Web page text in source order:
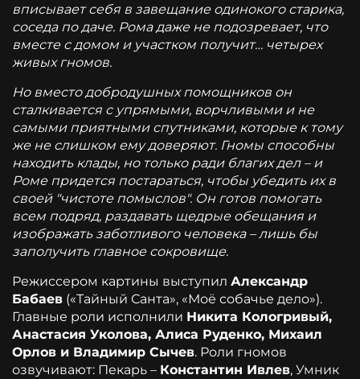
вписывает себя в завещание одинокого старика,
соседа по даче. Рома даже не подозревает, что
вместе с домом и участком получит… четырех
живых гномов.
Но вместо добродушных помощников он
сталкивается с упрямыми, ворчливыми и не
самыми приятными спутниками, которые к тому
же не слишком ему доверяют. Гномы способны
находить клады, но только ради благих дел – и
Роме придется постараться, чтобы убедить их в
своей "чистоте помыслов". Он готов помогать
всем подряд, раздавать щедрые обещания и
изображать заботливого человека – лишь бы
заполучить главное сокровище.
Режиссером картины выступил Александр
Бабаев («Тайный Санта», «Моё собачье дело»).
Главные роли исполнили Никита Кологривый,
Анастасия Уколова, Алиса Руденко, Михаил
Орлов и Владимир Сычев. Роли гномов
озвучивают: Пекарь – Константин Ивлев, Умник